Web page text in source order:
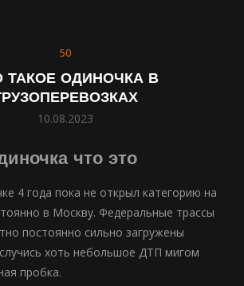
50
ТАКОЕ ОДИНОЧКА В
10.08.2023
что это
4 года пока не открыл категорию на
в Москву. Федеральные трассы
постоянно сильно загружены
хоть небольшое ДТП мигом
пробка.